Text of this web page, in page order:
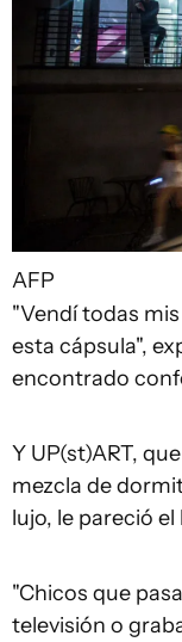
AFP
"Vendí todas
esta cápsula",
encontrado
Y UP(st)ART,
mezcla de
lujo, le pareció
"Chicos que
televisión o